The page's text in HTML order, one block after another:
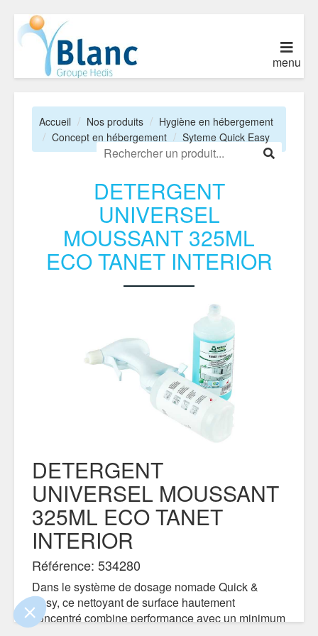
le contenu de ce site vous intéresse
on aimerait bien vous accompagner
certifiés par
Je choisis OK pour moi
menu
Accueil Nos produits
Hygiène en hébergement
Concept en hébergement
Syteme Quick Easy
DETERGENT
UNIVERSEL
MOUSSANT 325ML
ECO TANET INTERIOR
DETERGENT
UNIVERSEL MOUSSANT
325ML ECO TANET
INTERIOR
Référence: 534280
Dans le système de dosage nomade Quick &
Easy, ce nettoyant de surface hautement
concentré combine performance avec un minimum